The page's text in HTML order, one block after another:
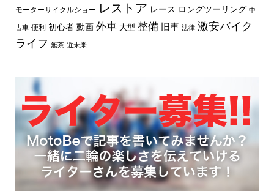
モーターサイクルショー レストア レース ロングツーリング 中
古車 便利 初心者 動画 外車 大型 整備 旧車 法律 激安バイク
ライフ 無茶 近未来